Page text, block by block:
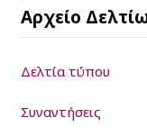
Αρχείο
Δελτία τύπου
Συναντήσεις